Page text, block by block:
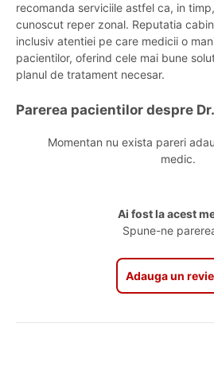
recomanda serviciile astfel ca, in
cunoscut reper zonal. Reputatia
inclusiv atentiei pe care medicii o
pacientilor, oferind cele mai bune
planul de tratament necesar.
Parerea pacientilor despre
Momentan nu exista pareri
medic.
Ai fost la acest
Spune-ne
Adauga un